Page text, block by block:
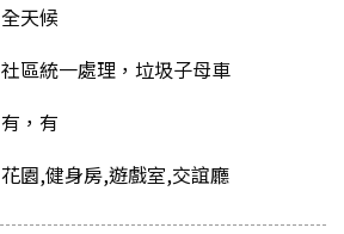
全天候
社區統一處理，垃圾子母車
有，有
花園,健身房,遊戲室,交誼廳